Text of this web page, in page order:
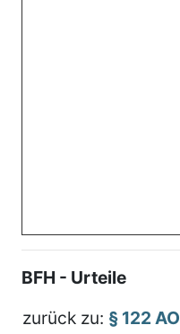
BFH - Urteile
zurück zu: § 122 AO